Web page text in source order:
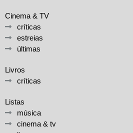
Cinema & TV
críticas
estreias
últimas
Livros
críticas
Listas
música
cinema & tv